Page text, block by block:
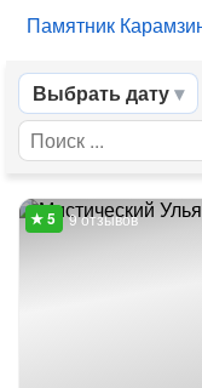
Памятник
Выбрать дату
9 отзывов